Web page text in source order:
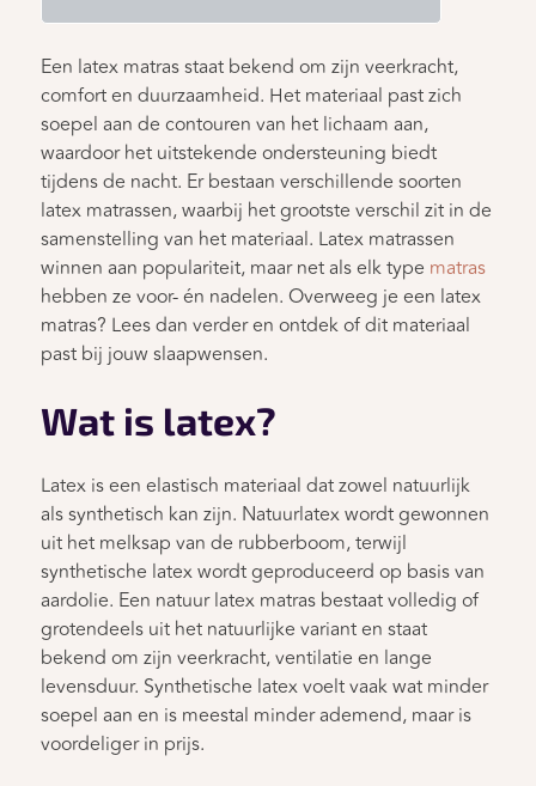
Een latex matras staat bekend om zijn veerkracht,
comfort en duurzaamheid. Het materiaal past zich
soepel aan de contouren van het lichaam aan,
waardoor het uitstekende ondersteuning biedt
tijdens de nacht. Er bestaan verschillende soorten
latex matrassen, waarbij het grootste verschil zit in de
samenstelling van het materiaal. Latex matrassen
winnen aan populariteit, maar net als elk type matras
hebben ze voor- én nadelen. Overweeg je een latex
matras? Lees dan verder en ontdek of dit materiaal
past bij jouw slaapwensen.
Wat is latex?
Latex is een elastisch materiaal dat zowel natuurlijk
als synthetisch kan zijn. Natuurlatex wordt gewonnen
uit het melksap van de rubberboom, terwijl
synthetische latex wordt geproduceerd op basis van
aardolie. Een natuur latex matras bestaat volledig of
grotendeels uit het natuurlijke variant en staat
bekend om zijn veerkracht, ventilatie en lange
levensduur. Synthetische latex voelt vaak wat minder
soepel aan en is meestal minder ademend, maar is
voordeliger in prijs.